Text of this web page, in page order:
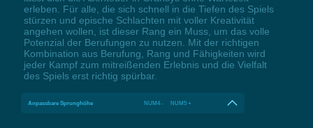
erleben. Für alle, die sich schnell in die Tiefen des Spiels
stürzen und epische Schlachten mit voller Kreativität
angehen wollen, ist dieser Rang ein Muss, um das volle
Potenzial der Berufungen zu nutzen. Mit der richtigen
Kombination aus Berufung, Rang und Fähigkeiten wird
jeder Kampf zum mitreißenden Erlebnis und die Vielfalt
des Spiels erst richtig spürbar.
Anpassbare Sprunghöhe NUM4 - NUM5 +